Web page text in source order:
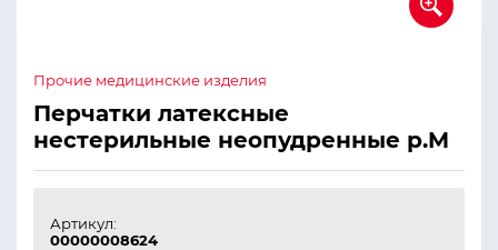
Прочие медицинские изделия
Перчатки латексные
нестерильные неопудренные р.M
Артикул:
00000008624